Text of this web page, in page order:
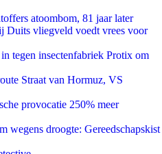
atoombom, 81 jaar later
Duits vliegveld voedt vrees voor
tegen insectenfabriek Protix om
Straat van Hormuz, VS
provocatie 250% meer
wegens droogte: Gereedschapskist